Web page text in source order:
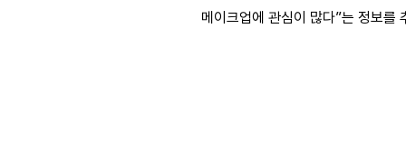
메이크업에 관심이 많다”는 정보를